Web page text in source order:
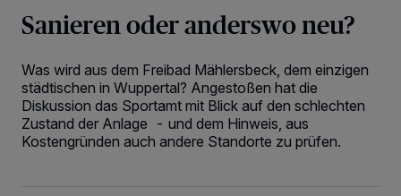
Sanieren oder anderswo neu?
Was wird aus dem Freibad Mählersbeck, dem einzigen
städtischen in Wuppertal? Angestoßen hat die
Diskussion das Sportamt mit Blick auf den schlechten
Zustand der Anlage ­ - und dem Hinweis, aus
Kostengründen auch andere Standorte zu prüfen.